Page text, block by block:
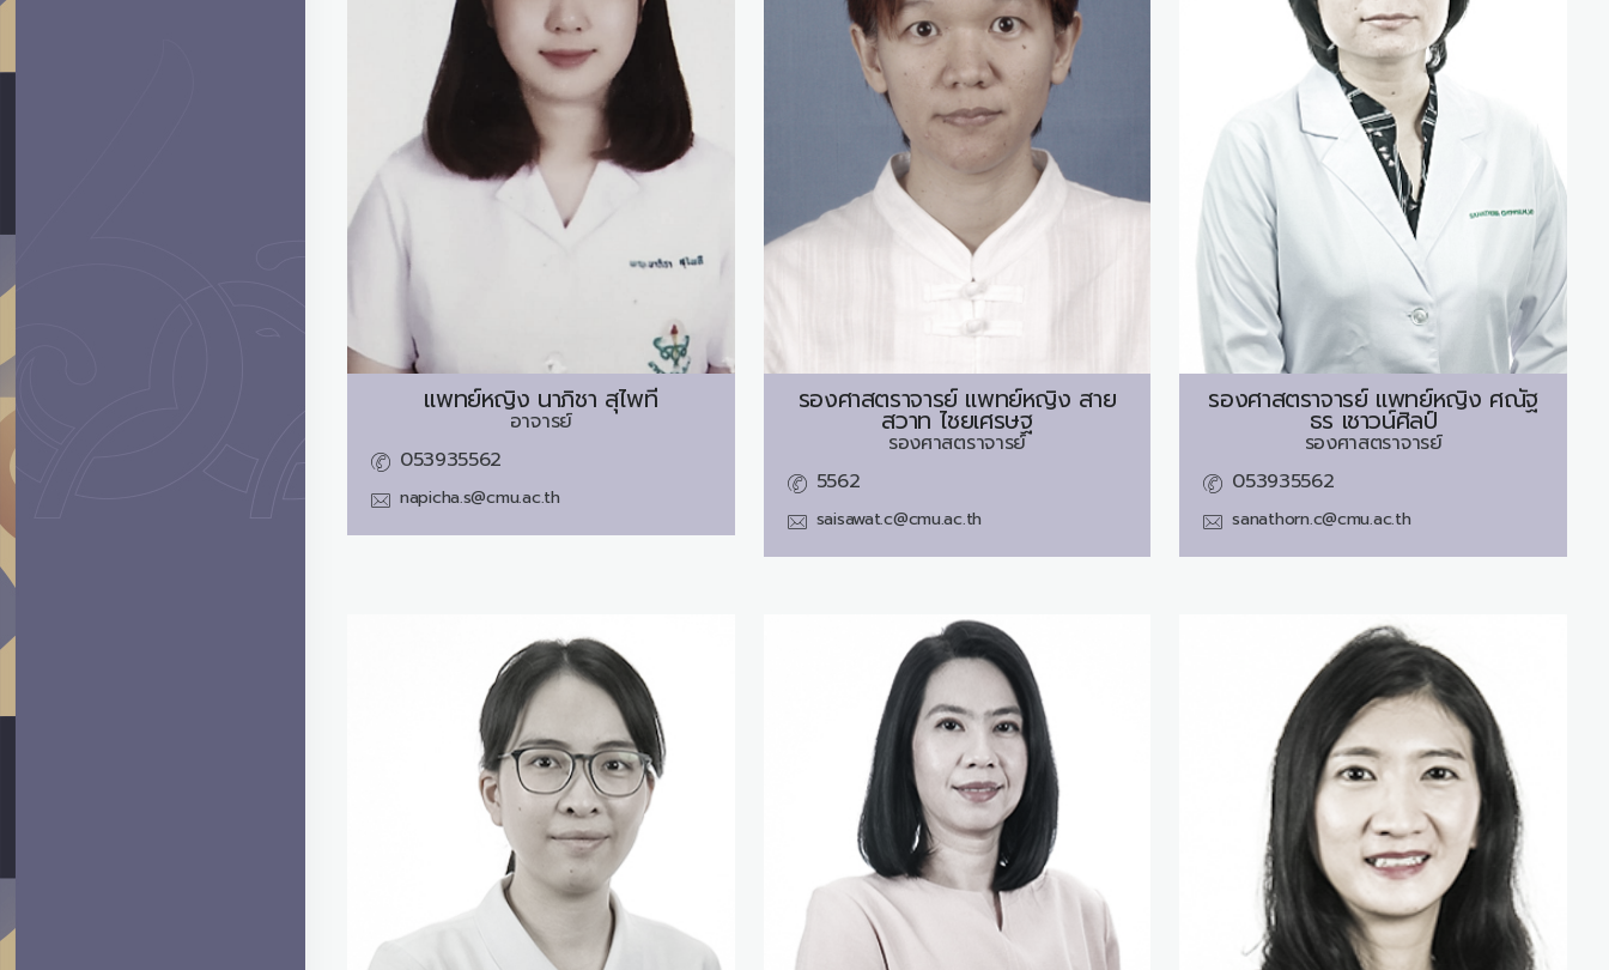
แพทย์หญิง นาภิชา สุไพที
อาจารย์
053935562
napicha.s@cmu.ac.th
รองศาสตราจารย์ แพทย์หญิง สาย
สวาท ไชยเศรษฐ
รองศาสตราจารย์
5562
saisawat.c@cmu.ac.th
รองศาสตราจารย์ แพทย์หญิง ศณัฐ
ธร เชาวน์ศิลป์
รองศาสตราจารย์
053935562
sanathorn.c@cmu.ac.th